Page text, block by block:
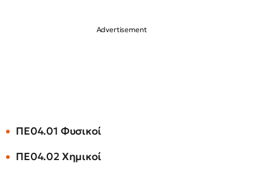
ΠΕ04.01 Φυσικοί
ΠΕ04.02 Χημικοί